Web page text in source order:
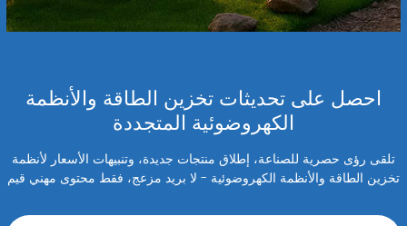
احصل على تحديثات تخزين الطاقة والأنظمة
الكهروضوئية المتجددة
تلقى رؤى حصرية للصناعة، إطلاق منتجات جديدة، وتنبيهات الأسعار لأنظمة
تخزين الطاقة والأنظمة الكهروضوئية - لا بريد مزعج، فقط محتوى مهني قيم